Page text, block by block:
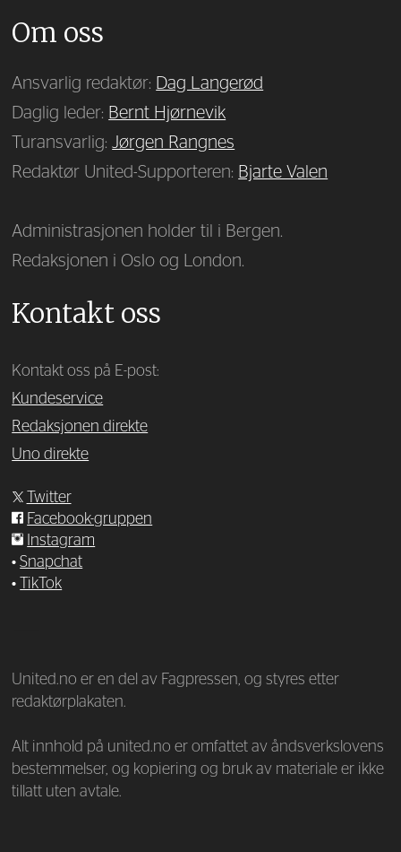
Om oss
Ansvarlig redaktør: Dag Langerød
Daglig leder: Bernt Hjørnevik
Turansvarlig:Jørgen Rangnes
Redaktør United-Supporteren: Bjarte Valen
Administrasjonen holder til i Bergen.
Redaksjonen i Oslo og London.
Kontakt oss
Kontakt oss på E-post:
Kundeservice
Redaksjonen direkte
Uno direkte
Twitter
Facebook-gruppen
Instagram
•Snapchat
•
TikTok
United.no er en del av Fagpressen, og styres etter
redaktørplakaten.
Alt innhold på united.no er omfattet av åndsverkslovens
bestemmelser, og kopiering og bruk av materiale er ikke
tillatt uten avtale.